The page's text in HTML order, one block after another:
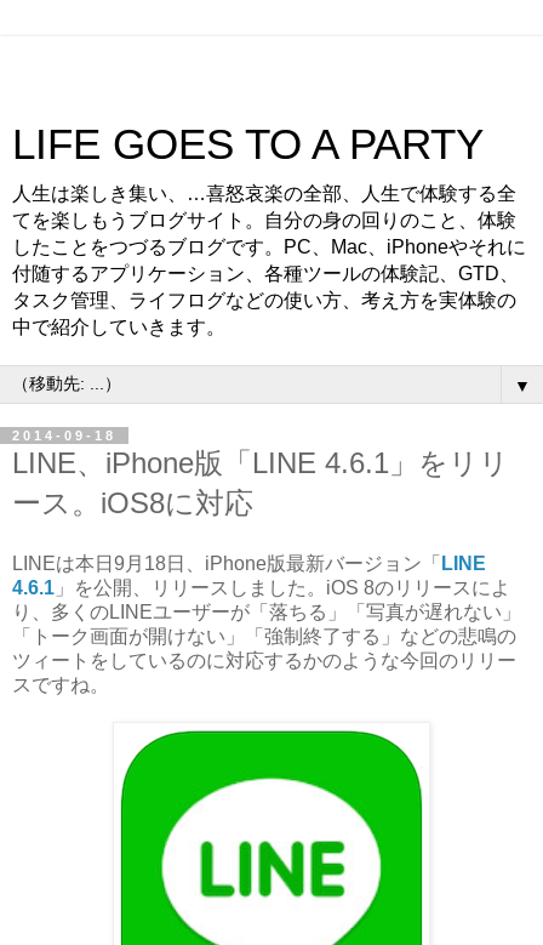
LIFE GOES TO A PARTY
人生は楽しき集い、…喜怒哀楽の全部、人生で体験する全
てを楽しもうブログサイト。自分の身の回りのこと、体験
したことをつづるブログです。PC、Mac、iPhoneやそれに
付随するアプリケーション、各種ツールの体験記、GTD、
タスク管理、ライフログなどの使い方、考え方を実体験の
中で紹介していきます。
▼
2014-09-18
LINE、iPhone版「LINE 4.6.1」をリリ
ース。iOS8に対応
LINEは本日9月18日、iPhone版最新バージョン「 LINE
4.6.1 」を公開、リリースしました。iOS 8のリリースによ
り、多くのLINEユーザーが「落ちる」「写真が遅れない」
「トーク画面が開けない」「強制終了する」などの悲鳴の
ツィートをしているのに対応するかのような今回のリリー
スですね。